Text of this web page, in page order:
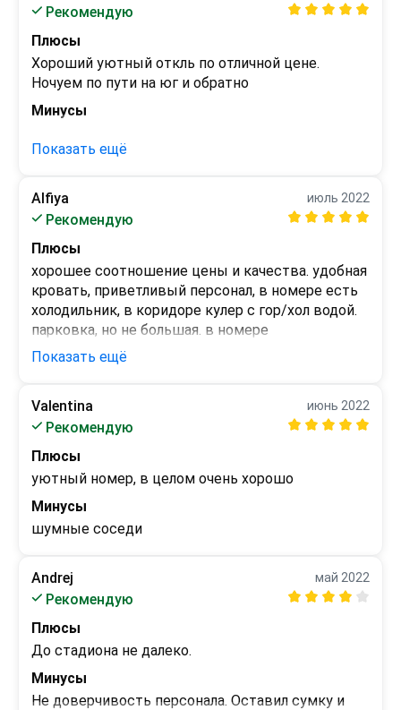
Рекомендую
Плюсы
Хороший уютный откль по отличной цене.
Ночуем по пути на юг и обратно
Минусы
Показать ещё
Alfiya
Рекомендую
июль 2022
Плюсы
хорошее соотношение цены и качества. удобная
кровать, приветливый персонал, в номере есть
холодильник, в коридоре кулер с гор/хол водой.
парковка, но не большая. в номере
заблаговременно был включён кондиционер,
Минусы
комплект полотенец для одного, хотя при
бронировании указали что двое. подтекает
Показать ещё
Valentina
Рекомендую
июнь 2022
Плюсы
уютный номер, в целом очень хорошо
Минусы
шумные соседи
Andrej
Рекомендую
май 2022
Плюсы
До стадиона не далеко.
Минусы
Не доверчивость персонала. Оставил сумку и